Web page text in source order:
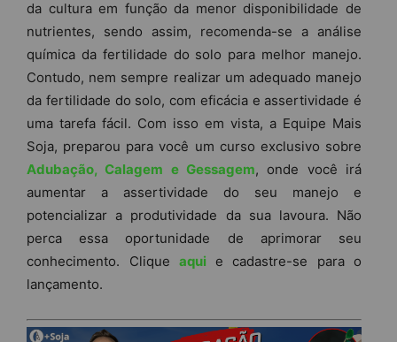
da cultura em função da menor disponibilidade de
nutrientes, sendo assim, recomenda-se a análise
química da fertilidade do solo para melhor manejo.
Contudo, nem sempre realizar um adequado manejo
da fertilidade do solo, com eficácia e assertividade é
uma tarefa fácil. Com isso em vista, a Equipe Mais
Soja, preparou para você um curso exclusivo sobre
Adubação, Calagem e Gessagem, onde você irá
aumentar a assertividade do seu manejo e
potencializar a produtividade da sua lavoura. Não
perca essa oportunidade de aprimorar seu
conhecimento. Clique aqui e cadastre-se para o
lançamento.